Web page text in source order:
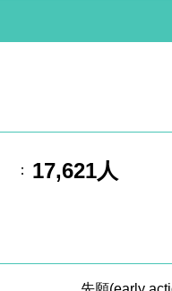
： 17,621人